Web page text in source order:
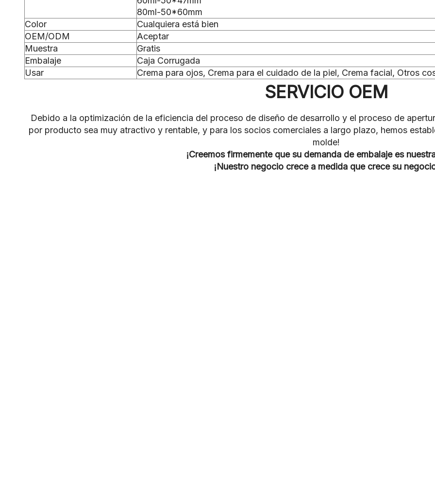
80ml-50*60mm
Color
Cualquiera está bien
OEM/ODM
Aceptar
Muestra
Gratis
Embalaje
Caja Corrugada
Usar
Crema para ojos, Crema para el cuidado de la piel, Crema facial, Otros
SERVICIO OEM
Debido a la optimización de la eficiencia del proceso de diseño de desarrollo y el proceso de
por producto sea muy atractivo y rentable, y para los socios comerciales a largo plazo, hemos
molde!
¡Creemos firmemente que su demanda de embalaje es
¡Nuestro negocio crece a medida que crece su